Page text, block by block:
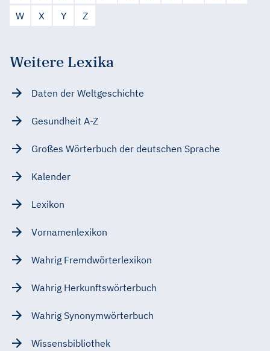
W
X Y Z
Weitere Lexika
Daten der Weltgeschichte
Gesundheit A-Z
Großes Wörterbuch der deutschen Sprache
Kalender
Lexikon
Vornamenlexikon
Wahrig Fremdwörterlexikon
Wahrig Herkunftswörterbuch
Wahrig Synonymwörterbuch
Wissensbibliothek